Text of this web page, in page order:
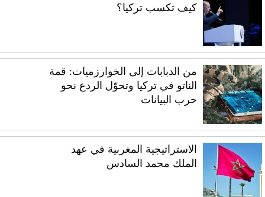
كيف تكسب تركيا؟
من الدبابات إلى الخوارزميات: قمة
الناتو في تركيا وتحوّل الردع نحو
حرب البيانات
الاستراتيجية المغربية في عهد
الملك محمد السادس